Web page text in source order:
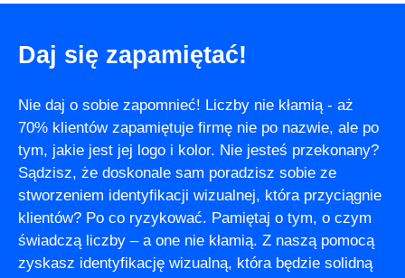
Daj się zapamiętać!
Nie daj o sobie zapomnieć! Liczby nie kłamią - aż
70% klientów zapamiętuje firmę nie po nazwie, ale po
tym, jakie jest jej logo i kolor. Nie jesteś przekonany?
Sądzisz, że doskonale sam poradzisz sobie ze
stworzeniem identyfikacji wizualnej, która przyciągnie
klientów? Po co ryzykować. Pamiętaj o tym, o czym
świadczą liczby – a one nie kłamią. Z naszą pomocą
zyskasz identyfikację wizualną, która będzie solidną